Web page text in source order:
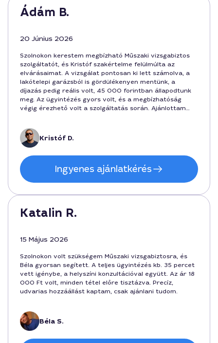
Ádám B.
20 Június 2026
Szolnokon kerestem megbízható Műszaki vizsgabiztos
szolgáltatót, és Kristóf szakértelme felülmúlta az
elvárásaimat. A vizsgálat pontosan ki lett számolva, a
lakótelepi garázsból is gördülékenyen mentünk, a
díjazás pedig reális volt, 45 000 forintban állapodtunk
meg. Az ügyintézés gyors volt, és a megbízhatóság
végig érezhető volt a szolgáltatás során. Ajánlottam
Kristóf D.
Ingyenes ajánlatkérés
Katalin R.
15 Május 2026
Szolnokon volt szükségem Műszaki vizsgabiztosra, és
Béla gyorsan segített. A teljes ügyintézés kb. 35 percet
vett igénybe, a helyszíni konzultációval együtt. Az ár 18
000 Ft volt, minden tétel előre tisztázva. Precíz,
udvarias hozzáállást kaptam, csak ajánlani tudom.
Béla S.